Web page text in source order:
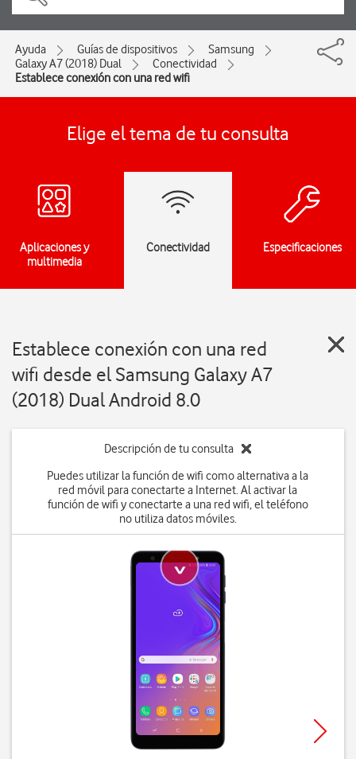
Ayuda Guías de dispositivos
Samsung
Galaxy A7 (2018) Dual
Conectividad
Establece conexión con una red wifi
Elige el tema de tu consulta
Aplicaciones y
multimedia
Conectividad Especificaciones
Establece conexión con una red
wifi desde el Samsung Galaxy A7
(2018) Dual Android 8.0
Descripción de tu consulta
Puedes utilizar la función de wifi como alternativa a la
red móvil para conectarte a Internet. Al activar la
función de wifi y conectarte a una red wifi, el teléfono
no utiliza datos móviles.